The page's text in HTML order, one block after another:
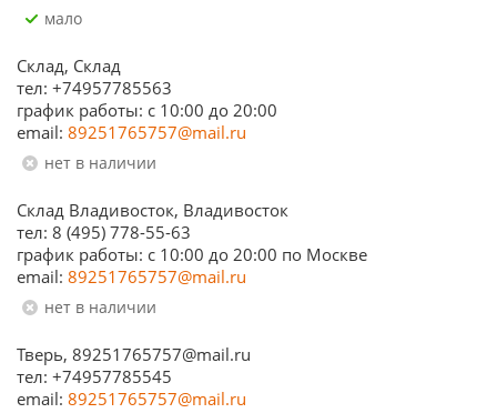
Мало
Склад, Склад
тел: +74957785563
график работы: c 10:00 до 20:00
email: 89251765757@mail.ru
Нет в наличии
Склад Владивосток, Владивосток
тел: 8 (495) 778-55-63
график работы: с 10:00 до 20:00 по Москве
email: 89251765757@mail.ru
Нет в наличии
Тверь, 89251765757@mail.ru
тел: +74957785545
email: 89251765757@mail.ru